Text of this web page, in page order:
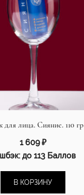
для лица. Сияние. 110 гр
1 609₽
до 113 Баллов
В КОРЗИНУ